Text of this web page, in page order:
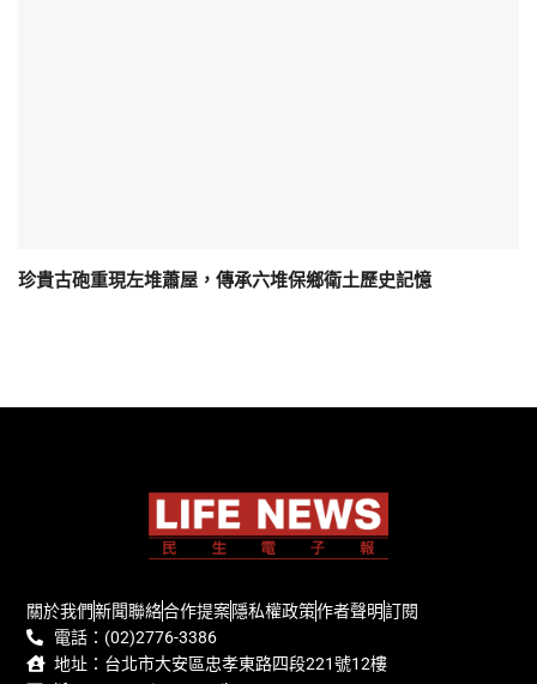
珍貴古砲重現左堆蕭屋，傳承六堆保鄉衛土歷史記憶
關於我們新聞聯絡合作提案隱私權政策作者聲明訂閱
電話：(02)2776-3386
地址：台北市大安區忠孝東路四段221號12樓